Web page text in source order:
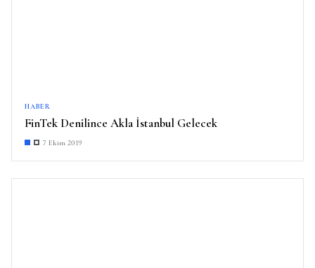
HABER
FinTek Denilince Akla İstanbul Gelecek
7 Ekim 2019